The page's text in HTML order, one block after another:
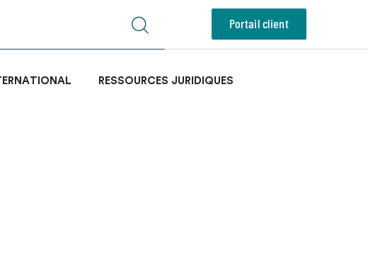
Portail client
RESSOURCES JURIDIQUES